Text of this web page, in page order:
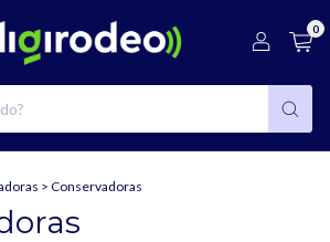
0
> Conservadoras